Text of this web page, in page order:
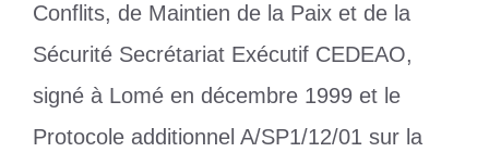
Conflits, de Maintien de la Paix et de la
Sécurité Secrétariat Exécutif CEDEAO,
signé à Lomé en décembre 1999 et le
Protocole additionnel A/SP1/12/01 sur la